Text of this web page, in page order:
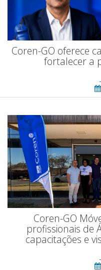
Coren-GO oferece
fortalecer a
Coren-GO
profissionais de
capacitações e